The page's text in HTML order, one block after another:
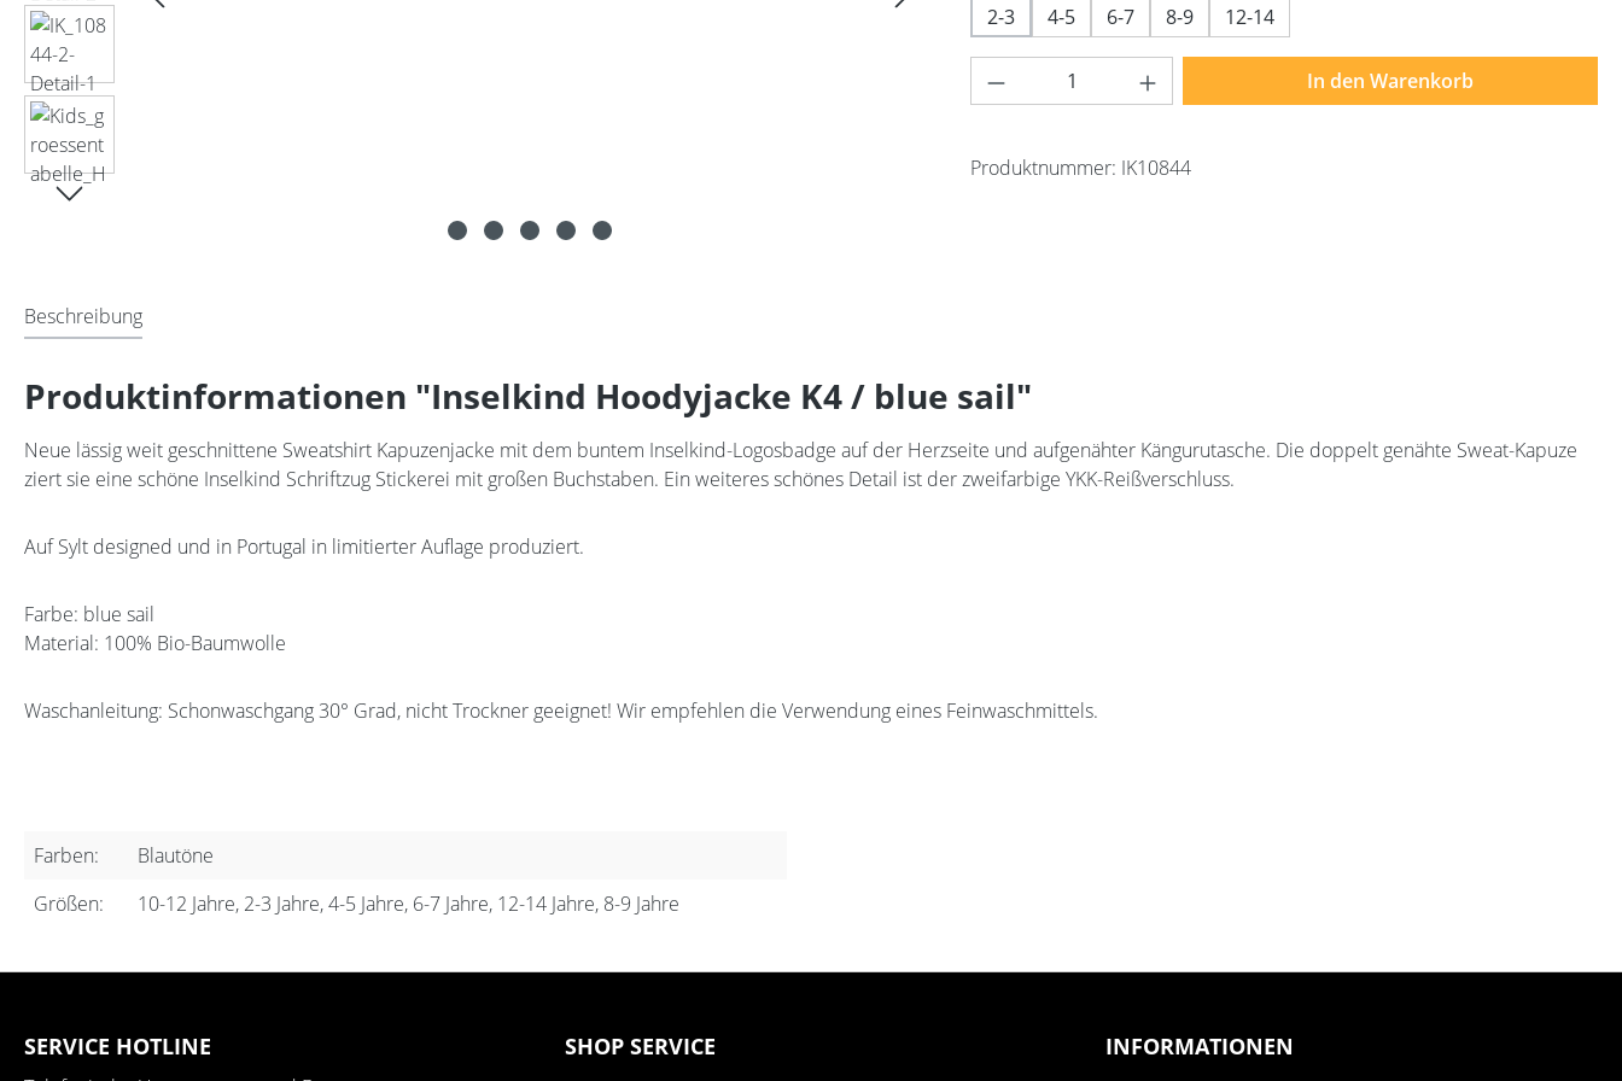
2-3
4-5 6-7 8-9 12-14
Produkt Anzahl: Gib den gewünschten Wert ein
In den Warenkorb
Produktnummer: IK10844
Beschreibung
Produktinformationen "Inselkind Hoodyjacke K4 / blue sail"
Neue lässig weit geschnittene Sweatshirt Kapuzenjacke mit dem buntem Inselkind-Logosbadge auf der Herzseite und aufgenähter Kängurutasche. Die doppelt genähte Sweat-Kapuze
ziert sie eine schöne Inselkind Schriftzug Stickerei mit großen Buchstaben. Ein weiteres schönes Detail ist der zweifarbige YKK-Reißverschluss.
Auf Sylt designed und in Portugal in limitierter Auflage produziert.
Farbe: blue sail
Material: 100% Bio-Baumwolle
Waschanleitung: Schonwaschgang 30° Grad, nicht Trockner geeignet! Wir empfehlen die Verwendung eines Feinwaschmittels.
Farben:
Blautöne
Größen:
10-12 Jahre, 2-3 Jahre, 4-5 Jahre, 6-7 Jahre, 12-14 Jahre, 8-9 Jahre
SERVICE HOTLINE SHOP SERVICE INFORMATIONEN